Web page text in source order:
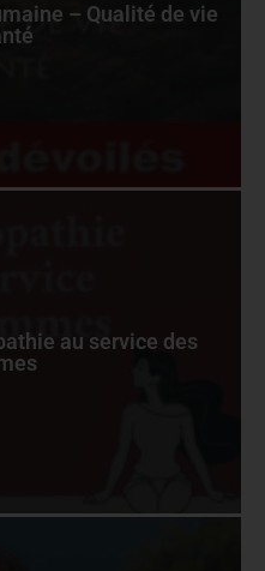
– Qualité de vie
au service des